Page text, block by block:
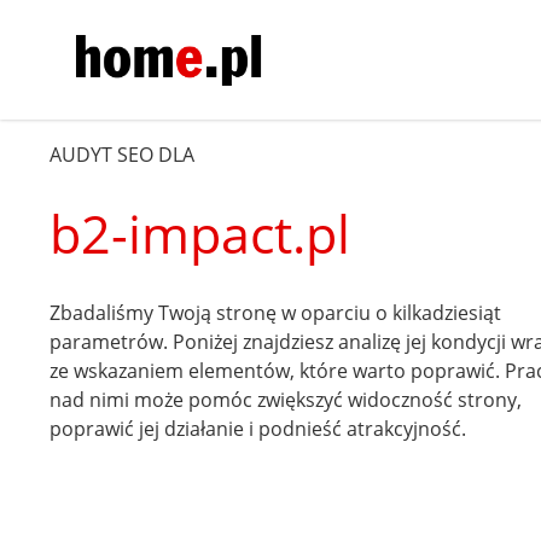
AUDYT SEO DLA
b2-impact.pl
Zbadaliśmy Twoją stronę w oparciu o kilkadziesiąt
parametrów. Poniżej znajdziesz analizę jej kondycji
ze wskazaniem elementów, które warto poprawić.
nad nimi może pomóc zwiększyć widoczność strony,
poprawić jej działanie i podnieść atrakcyjność.